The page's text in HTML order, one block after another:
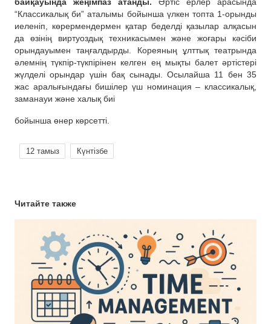
“Классикалық би” аталымы бойынша үлкен топта 1-орынды
иеленіп, көрермендермен қатар беделді қазылар алқасын
да өзінің виртуоздық техникасымен және жоғары кәсіби
орындауымен таңғалдырды. Кореяның ұлттық театрында
әлемнің түкпір-түкпірінен келген ең мықты балет әртістері
жүлделі орындар үшін бақ сынады. Осылайша 11 бен 35
жас аралығындағы бишілер үш номинация – классикалық,
заманауи және халық биі
бойынша өнер көрсетті.
12 тамыз Күнтізбе
Читайте также